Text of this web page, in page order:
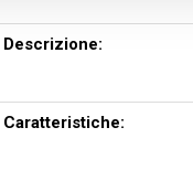
Descrizione:
Caratteristiche: